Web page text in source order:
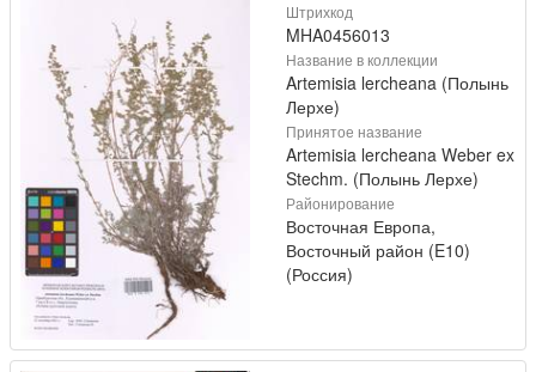
Штрихкод
MHA0456013
Название в коллекции
Artemisia lercheana (Полынь
Лерхе)
Принятое название
Artemisia lercheana Weber ex
Stechm. (Полынь Лерхе)
Районирование
Восточная Европа,
Восточный район (E10)
(Россия)